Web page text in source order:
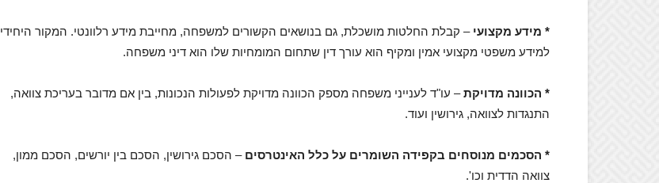
* מידע מקצועי – קבלת החלטות מושכלת, גם בנושאים הקשורים למשפחה, מחייבת מידע רלוונטי. המקור היחידי
למידע משפטי מקצועי אמין ומקיף הוא עורך דין שתחום המומחיות שלו הוא דיני משפחה.
* הכוונה מדויקת– עו"ד לענייני משפחה מספק הכוונה מדויקת לפעולות הנכונות, בין אם מדובר בעריכת צוואה,
התנגדות לצוואה, גירושין ועוד.
* הסכמים מנוסחים בקפידה השומרים על כלל האינטרסים– הסכם גירושין, הסכם בין יורשים, הסכם ממון,
צוואה הדדית וכו'.